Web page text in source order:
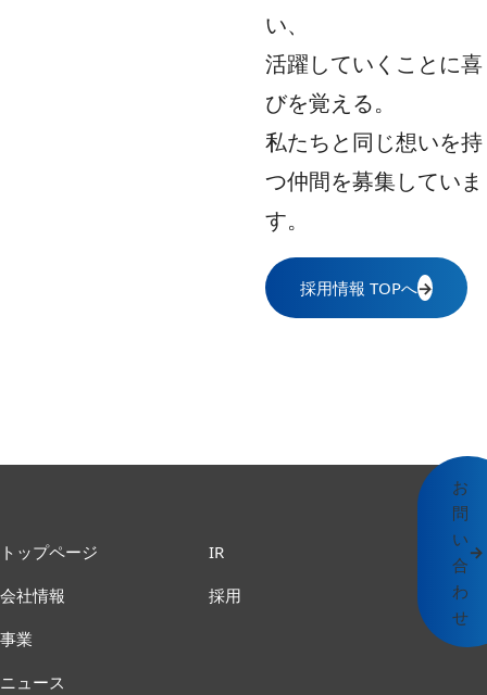
い、
活躍していくことに喜
びを覚える。
私たちと同じ想いを持
つ仲間を募集していま
す。
採用情報 TOPへ→
トップページ
会社情報
事業
ニュース
IR
採用
お
問
い
合
わ
せ
→